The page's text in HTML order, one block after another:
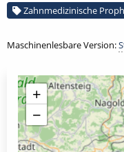
Zahnmedizinische
Maschinenlesbare Version:
+
−